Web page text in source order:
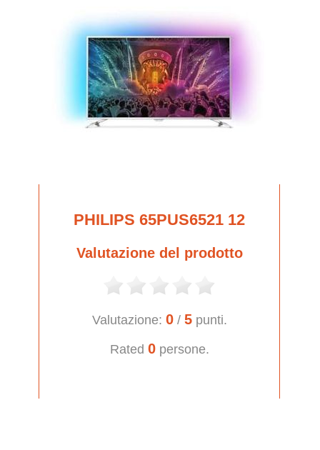
PHILIPS 65PUS6521 12
Valutazione del prodotto
Valutazione: 0/ 5punti.
Rated 0persone.